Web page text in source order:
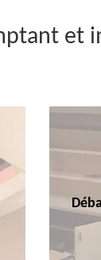
et